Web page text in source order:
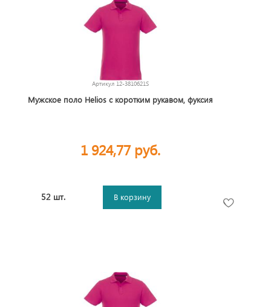
Артикул 12-3810621S
Мужское поло Helios с коротким рукавом, фуксия
1 924,77 руб.
52 шт. В корзину